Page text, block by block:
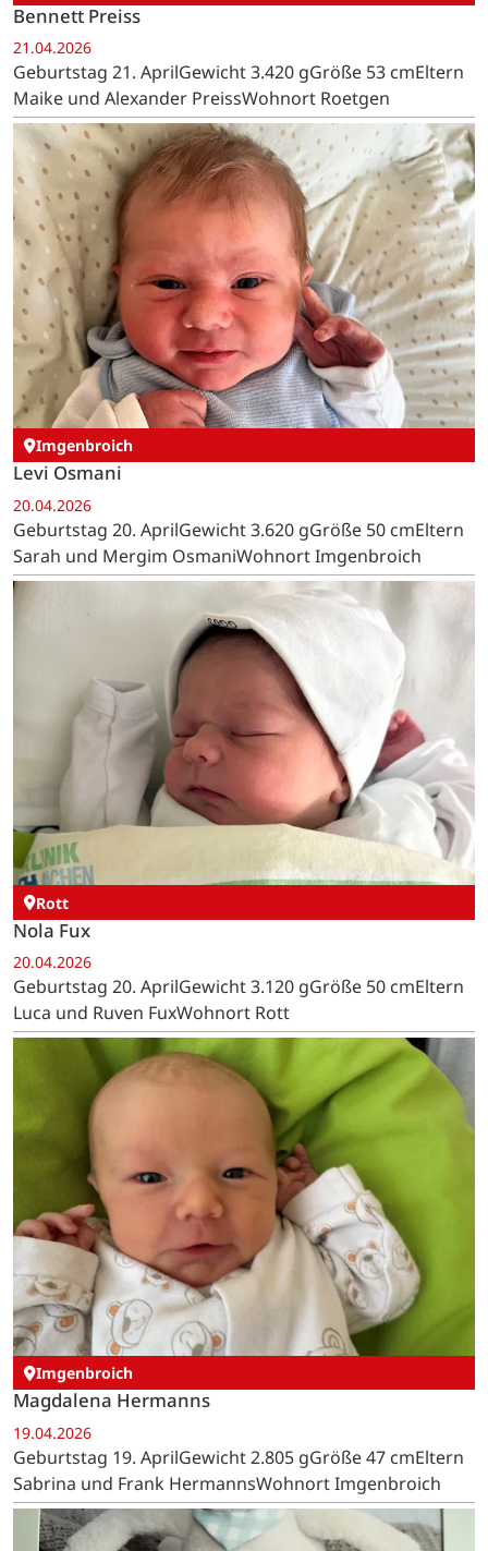
Bennett Preiss
21.04.2026
Geburtstag 21. AprilGewicht 3.420 gGröße 53 cmEltern
Maike und Alexander PreissWohnort Roetgen
Imgenbroich
Levi Osmani
20.04.2026
Geburtstag 20. AprilGewicht 3.620 gGröße 50 cmEltern
Sarah und Mergim OsmaniWohnort Imgenbroich
Rott
Nola Fux
20.04.2026
Geburtstag 20. AprilGewicht 3.120 gGröße 50 cmEltern
Luca und Ruven FuxWohnort Rott
Imgenbroich
Magdalena Hermanns
19.04.2026
Geburtstag 19. AprilGewicht 2.805 gGröße 47 cmEltern
Sabrina und Frank HermannsWohnort Imgenbroich